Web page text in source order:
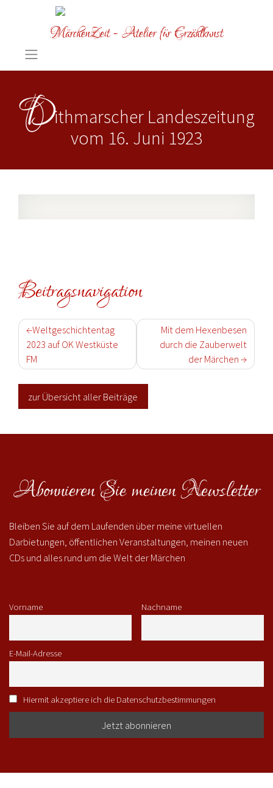
MärchenZeit - Atelier für Erzählkunst
Dithmarscher Landeszeitung
vom 16. Juni 1923
Beitragsnavigation
Weltgeschichtentag
2023 auf OK Westküste
FM
Mit dem Hexenbesen
durch die Zauberwelt
der Märchen
zur Übersicht aller Beiträge
Abonnieren Sie meinen Newsletter
Bleiben Sie auf dem Laufenden über meine virtuellen
Darbietungen, öffentlichen Veranstaltungen, meinen neuen
CDs und alles rund um die Welt der Märchen
Vorname Nachname
E-Mail-Adresse
Hiermit akzeptiere ich die Datenschutzbestimmungen